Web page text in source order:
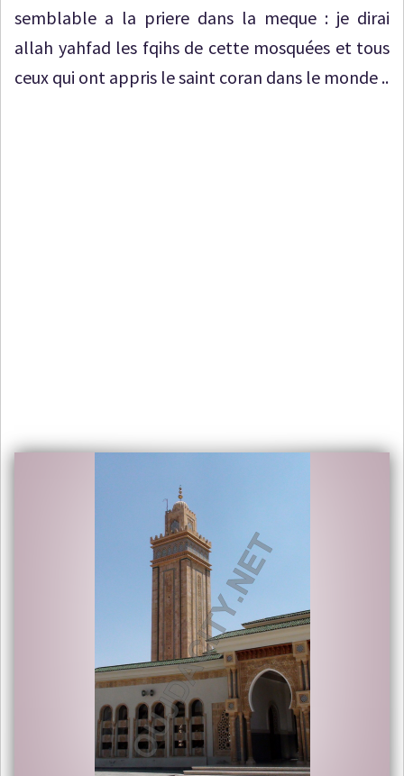
semblable a la priere dans la meque : je dirai
allah yahfad les fqihs de cette mosquées et tous
ceux qui ont appris le saint coran dans le monde ..